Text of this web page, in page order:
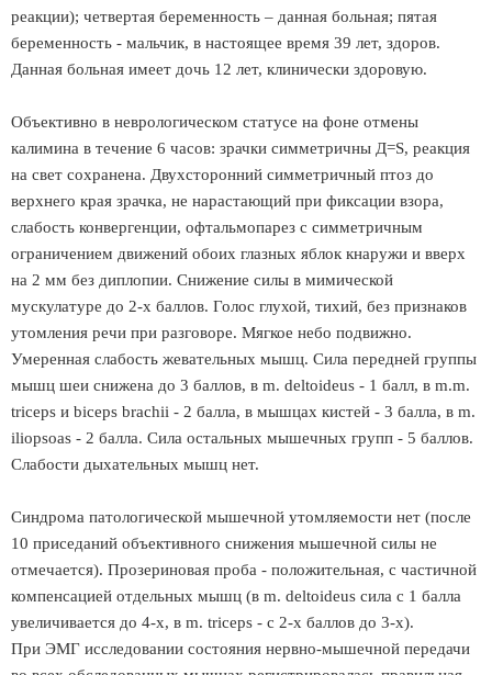
реакции); четвертая беременность – данная больная; пятая
беременность - мальчик, в настоящее время 39 лет, здоров.
Данная больная имеет дочь 12 лет, клинически здоровую.
Объективно в неврологическом статусе на фоне отмены
калимина в течение 6 часов: зрачки симметричны Д=S, реакция
на свет сохранена. Двухсторонний симметричный птоз до
верхнего края зрачка, не нарастающий при фиксации взора,
слабость конвергенции, офтальмопарез с симметричным
ограничением движений обоих глазных яблок кнаружи и вверх
на 2 мм без диплопии. Снижение силы в мимической
мускулатуре до 2-х баллов. Голос глухой, тихий, без признаков
утомления речи при разговоре. Мягкое небо подвижно.
Умеренная слабость жевательных мышц. Сила передней группы
мышц шеи снижена до 3 баллов, в m. deltoideus - 1 балл, в m.m.
triceps и biceps brachii - 2 балла, в мышцах кистей - 3 балла, в m.
iliopsoas - 2 балла. Сила остальных мышечных групп - 5 баллов.
Слабости дыхательных мышц нет.
Синдрома патологической мышечной утомляемости нет (после
10 приседаний объективного снижения мышечной силы не
отмечается). Прозериновая проба - положительная, с частичной
компенсацией отдельных мышц (в m. deltoideus сила с 1 балла
увеличивается до 4-х, в m. triceps - с 2-х баллов до 3-х).
При ЭМГ исследовании состояния нервно-мышечной передачи